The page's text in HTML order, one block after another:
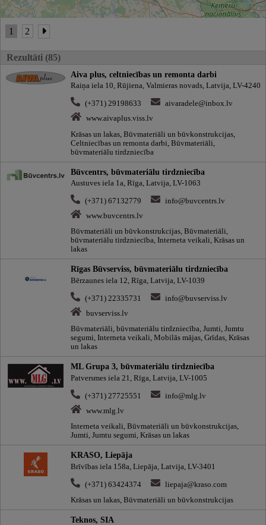
1 2
Rezultāti (85)
Aiva plus, celtniecības un remonta darbi
Raiņa iela 10, Rūjiena, Valmieras novads, Latvija, LV-4240
(+371) 29198633
aivaradele@inbox.lv
www.aivaplus.viss.lv
Krāsas un lakas, Būvmateriāli un būvkonstrukcijas,
Celtniecības un remonta darbi, Būvmateriāli,
būvmateriālu tirdzniecība
Būvcentrs, būvmateriālu tirdzniecība
Austuves iela 1a, Rīga, Latvija, LV-1063
(+371) 67132779
info@buvcentrs.lv
www.buvcentrs.lv
Būvmateriāli un būvkonstrukcijas, Būvmateriāli,
būvmateriālu tirdzniecība, Interneta veikali, Krāsas un
lakas
Rīgas Būvserviss, būvmateriālu tirdzniecība
Bērzaunes iela 12, Rīga, Latvija, LV-1039
(+371) 22335731
info@buvserviss.lv
buvserviss.lv
Būvmateriāli, būvmateriālu tirdzniecība, Jumti, Jumtu
segumi, Interneta veikali, Mobilās mājas, Grīdas, Krāsas
un lakas
ML Grupa 3, būvmateriālu tirdzniecība
Patversmes iela 21, Rīga, Latvija, LV-1005
(+371) 27725551
info@mlg.lv
www.mlg.lv
Interneta veikali, Būvmateriāli un būvkonstrukcijas,
Jumti, Jumtu segumi, Krāsas un lakas
KRASO, Liepāja
Brīvības iela 158a, Liepāja, Latvija, LV-3401
(+371) 63424374
liepaja@kraso.com
Krāsas un lakas, Būvmateriāli un būvkonstrukcijas
Teknos, SIA